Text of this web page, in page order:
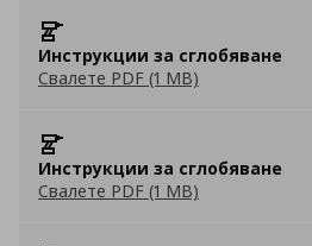
Инструкции за сглобяване
Свалете PDF (1 MB)
Инструкции за сглобяване
Свалете PDF (1 MB)